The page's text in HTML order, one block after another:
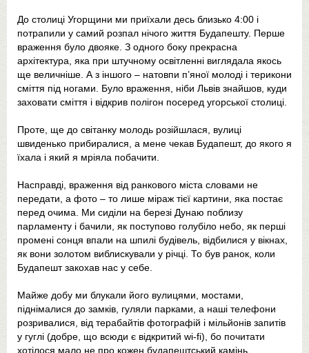
До столиці Угорщини ми приїхали десь близько 4:00 і
потрапили у самий розпал нічого життя Будапешту. Перше
враження було двояке. З одного боку прекрасна
архітектура, яка при штучному освітленні виглядала якось
ще величніше. А з іншого – натовпи п’яної молоді і терикони
сміття під ногами. Було враження, ніби Львів знайшов, куди
заховати сміття і відкрив полігон посеред угорської столиці.
Проте, ще до світанку молодь розійшлася, вулиці
швиденько прибиралися, а мене чекав Будапешт, до якого я
їхала і який я мріяла побачити.
Насправді, враження від ранкового міста словами не
передати, а фото – то лише міраж тієї картини, яка постає
перед очима. Ми сиділи на березі Дунаю поблизу
парламенту і бачили, як поступово голубіло небо, як перші
промені сонця впали на шпилі будівель, відбилися у вікнах,
як вони золотом виблискували у річці. То був ранок, коли
Будапешт закохав нас у себе.
Майже добу ми блукали його вулицями, мостами,
піднімалися до замків, гуляли парками, а наші телефони
розривалися, від терабайтів фотографій і мільйонів запитів
у гуглі (добре, що всюди є відкритий wi-fi), бо почитати
хотілося мало не про кожен будапештський камінь.